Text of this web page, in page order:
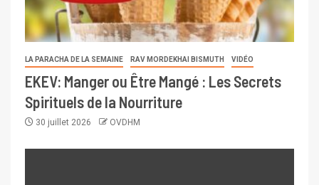
LA PARACHA DE LA SEMAINE RAV MORDEKHAI BISMUTH VIDÉO
EKEV: Manger ou Être Mangé : Les Secrets
Spirituels de la Nourriture
30 juillet 2026 OVDHM